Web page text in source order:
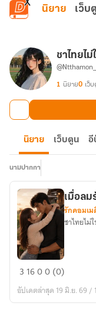
ข้ามไปยังเนื้อหาหลัก
นิยาย เว็บ
ชาไทยไ
1 นิยาย0 เว็
นิยาย เว็บตูน อี
นามปากกา
เมื่อ
รัก
เมื่อล
รักคอมเ
ชาไทยไม่
3 1600 (0)
อัปเดตล่าสุด 19 มิ.ย. 69 /